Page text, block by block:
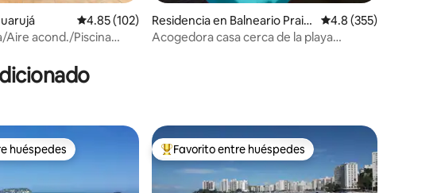
109 evaluaciones
Calificación promedio: 4.85 de 5; 102 evaluaciones
4.85 (102)
Aire acond./Piscina
Residencia en Balneario Praia
do Pernambuco
Calificación
4.8 (355)
Acogedora casa cerca de la playa
Favorito entre huéspedes
huéspedes De los mejores en Favorito entre huéspedes
Favorito entre huéspedes